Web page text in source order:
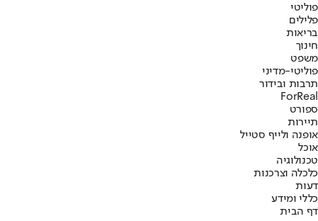
פוליטי
פלילים
בריאות
חינוך
משפט
פוליטי-מדיני
תרבות ובידור
ForReal
ספורט
תיירות
אופנה ולייף סטייל
אוכל
טכנולוגיה
כלכלה וצרכנות
דעות
כללי ומידע
דף הבית